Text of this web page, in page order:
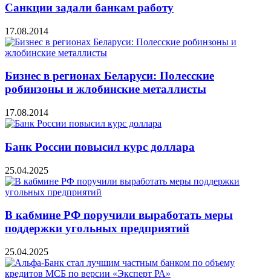
Санкции задали банкам работу
17.08.2014
Бизнес в регионах Беларуси: Полесские
робинзоны и жлобинские металлисты
17.08.2014
Банк России повысил курс доллара
25.04.2025
В кабмине РФ поручили выработать меры
поддержки угольных предприятий
25.04.2025